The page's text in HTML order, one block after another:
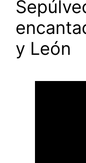
y León